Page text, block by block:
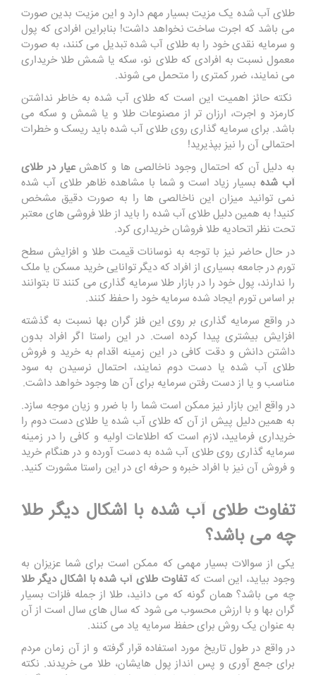
طلای آب شده یک مزیت بسیار مهم دارد و این مزیت بدین صورت
می باشد که اجرت ساخت نخواهد داشت! بنابراین افرادی که پول
و سرمایه نقدی خود را به طلای آب شده تبدیل می کنند، به صورت
معمول نسبت به افرادی که طلای نو، سکه یا شمش طلا خریداری
می نمایند، ضرر کمتری را متحمل می شوند.
نکته حائز اهمیت این است که طلای آب شده به خاطر نداشتن
کارمزد و اجرت، ارزان تر از مصنوعات طلا و یا شمش و سکه می
باشد. برای سرمایه گذاری روی طلای آب شده باید ریسک و خطرات
احتمالی آن را نیز بپذیرید!
به دلیل آن که احتمال وجود ناخالصی ها و کاهشعیار در طلای
آب شده بسیار زیاد است و شما با مشاهده ظاهر طلای آب شده
نمی توانید میزان این ناخالصی ها را به صورت دقیق مشخص
کنید! به همین دلیل طلای آب شده را باید از طلا فروشی های معتبر
تحت نظر اتحادیه طلا فروشان خریداری کرد.
در حال حاضر نیز با توجه به نوسانات قیمت طلا و افزایش سطح
تورم در جامعه بسیاری از افراد که دیگر توانایی خرید مسکن یا ملک
را ندارند، پول خود را در بازار طلا سرمایه گذاری می کنند تا بتوانند
بر اساس تورم ایجاد شده سرمایه خود را حفظ کنند.
در واقع سرمایه گذاری بر روی این فلز گران بها نسبت به گذشته
افزایش بیشتری پیدا کرده است. در این راستا اگر افراد بدون
داشتن دانش و دقت کافی در این زمینه اقدام به خرید و فروش
طلای آب شده یا دست دوم نمایند، احتمال نرسیدن به سود
مناسب و یا از دست رفتن سرمایه برای آن ها وجود خواهد داشت.
در واقع این بازار نیز ممکن است شما را با ضرر و زیان موجه سازد.
به همین دلیل پیش از آن که طلای آب شده یا طلای دست دوم را
خریداری فرمایید، لازم است که اطلاعات اولیه و کافی را در زمینه
سرمایه گذاری روی طلای آب شده به دست آورده و در هنگام خرید
و فروش آن نیز با افراد خبره و حرفه ای در این راستا مشورت کنید.
تفاوت طلای آب شده با اشکال دیگر طلا
چه می باشد؟
یکی از سوالات بسیار مهمی که ممکن است برای شما عزیزان به
وجود بیاید، این است کهتفاوت طلای آب شده با اشکال دیگر طلا
چه می باشد؟ همان گونه که می دانید، طلا از جمله فلزات بسیار
گران بها و با ارزش محسوب می شود که سال های سال است از آن
به عنوان یک روش برای حفظ سرمایه یاد می کنند.
در واقع در طول تاریخ مورد استفاده قرار گرفته و از آن زمان مردم
برای جمع آوری و پس انداز پول هایشان، طلا می خریدند. نکته